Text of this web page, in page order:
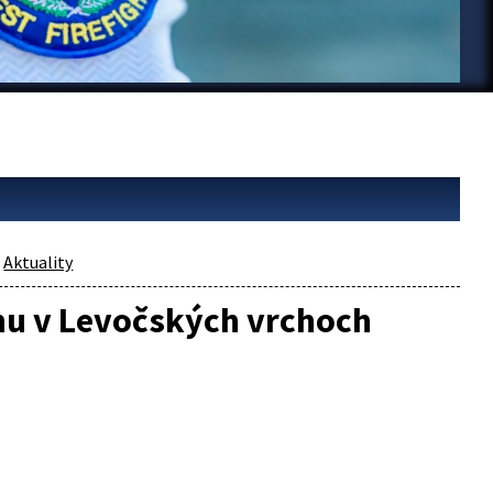
Aktuality
v Levočských vrchoch